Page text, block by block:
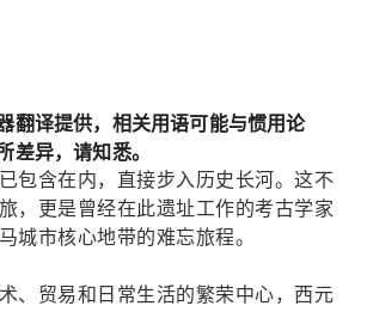
翻译提供，相关用语可能与惯用论
差异，请知悉。
包含在内，直接步入历史长河。这不
，更是曾经在此遗址工作的考古学家
城市核心地带的难忘旅程。
、贸易和日常生活的繁荣中心，西元